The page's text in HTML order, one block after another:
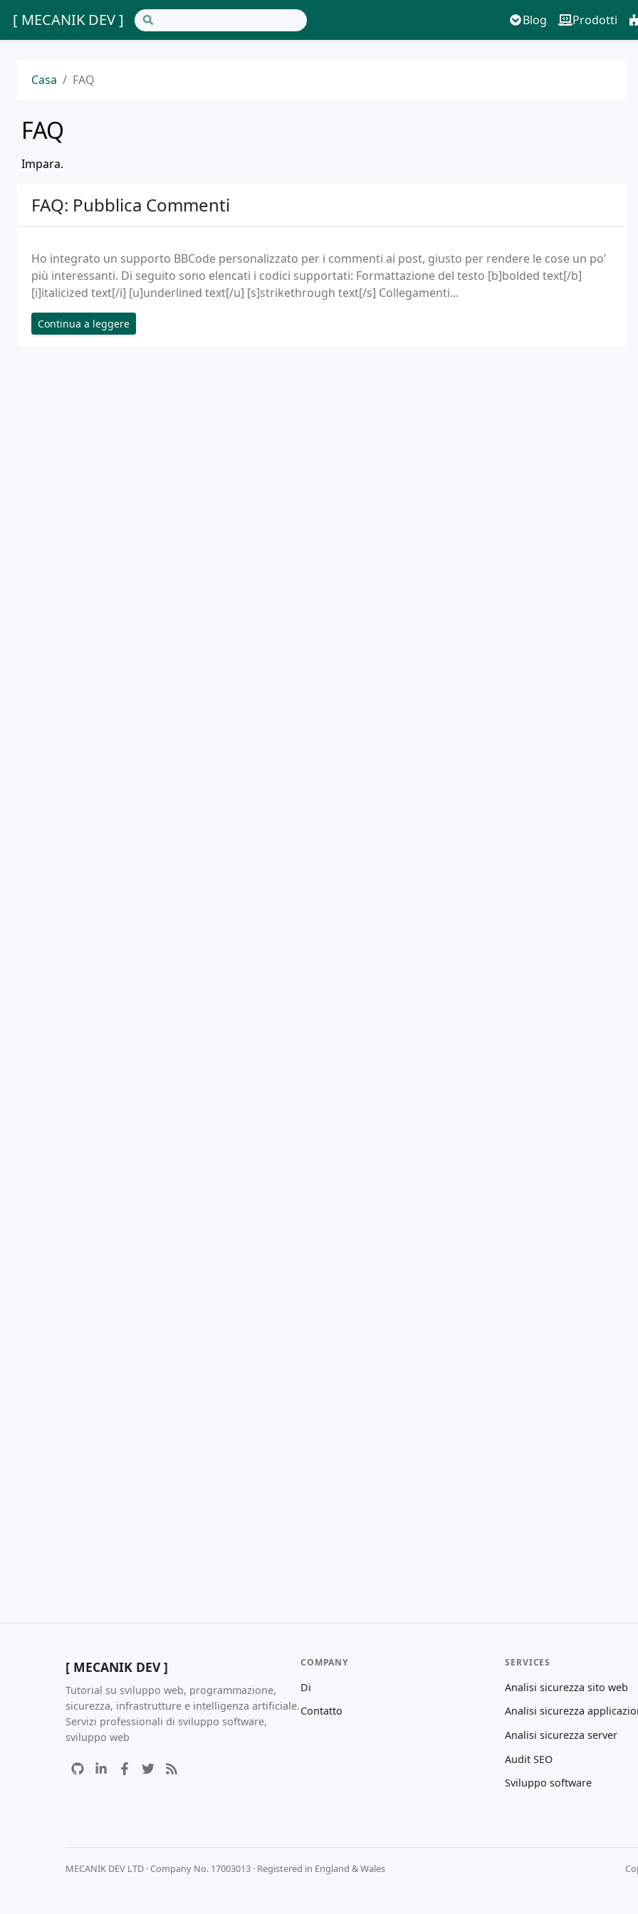
[ MECANIK DEV ] Blog Prodotti
Casa FAQ
FAQ
Impara.
FAQ: Pubblica Commenti
Ho integrato un supporto BBCode personalizzato per i commenti ai post, giusto per rendere le cose un po’
più interessanti. Di seguito sono elencati i codici supportati: Formattazione del testo [b]bolded text[/b]
[i]italicized text[/i] [u]underlined text[/u] [s]strikethrough text[/s] Collegamenti...
Continua a leggere
[ MECANIK DEV ]
Tutorial su sviluppo web, programmazione,
sicurezza, infrastrutture e intelligenza artificiale.
Servizi professionali di sviluppo software,
sviluppo web
COMPANY
Di
Contatto
SERVICES
Analisi sicurezza sito web
Analisi sicurezza
Analisi sicurezza server
Audit SEO
Sviluppo software
MECANIK DEV LTD · Company No. 17003013 · Registered in England & Wales